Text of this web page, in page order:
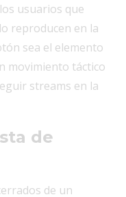
usuarios que
reproducen en la
sea el elemento
movimiento táctico
streams en la
de
de un